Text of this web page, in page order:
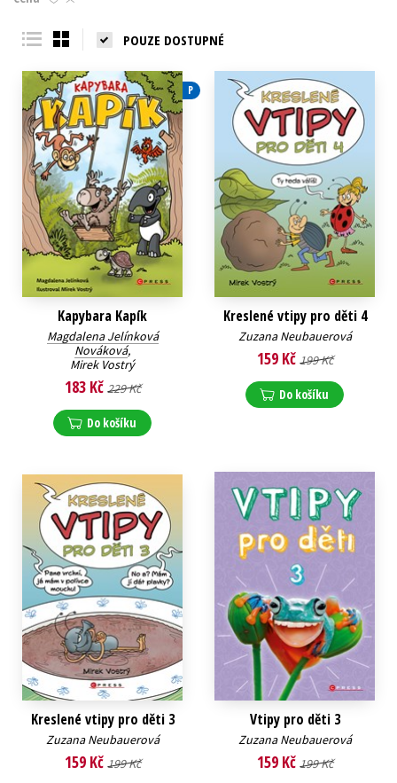
Young adult (SK)
POUZE DOSTUPNÉ
P
Kapybara Kapík
Magdalena Jelínková
Nováková,
Mirek Vostrý
183 Kč 229 Kč
Do košíku
Kreslené vtipy pro děti 4
Zuzana Neubauerová
159 Kč 199 Kč
Do košíku
Kreslené vtipy pro děti 3
Zuzana Neubauerová
159 Kč 199 Kč
Vtipy pro děti 3
Zuzana Neubauerová
159 Kč 199 Kč